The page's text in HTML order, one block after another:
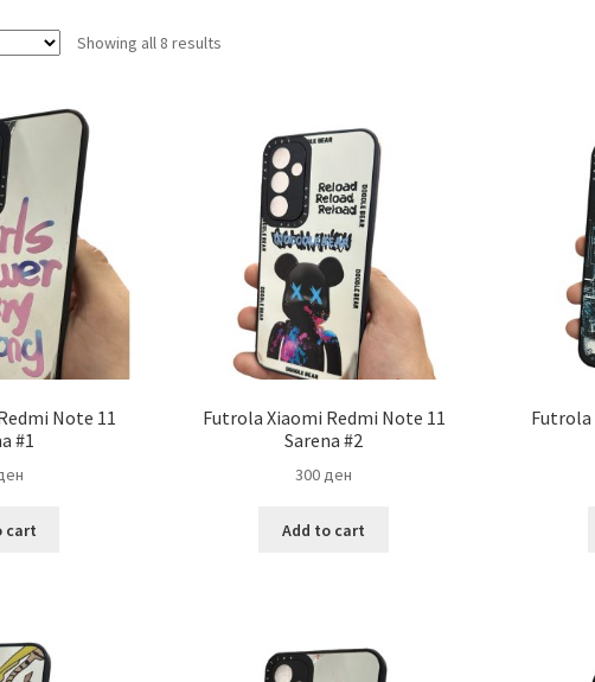
Showing all 8 results
Note 11
#1
cart
Futrola Xiaomi Redmi Note 11
Sarena #2
300ден
Add to cart
Futrola